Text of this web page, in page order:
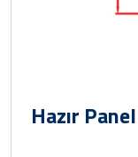
Hazır